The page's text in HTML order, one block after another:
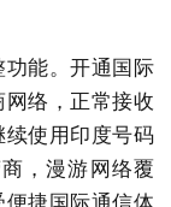
能。开通国际
络，正常接收
使用印度号码
，漫游网络覆